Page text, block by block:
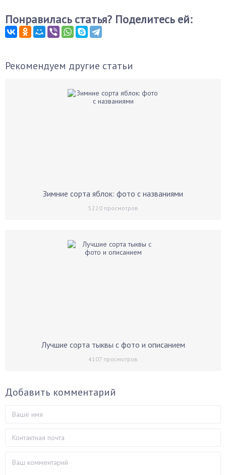
Понравилась статья? Поделитесь ей:
Рекомендуем другие статьи
Зимние сорта яблок: фото с названиями
5220просмотров
Лучшие сорта тыквы с фото и описанием
4107 просмотров
Добавить комментарий